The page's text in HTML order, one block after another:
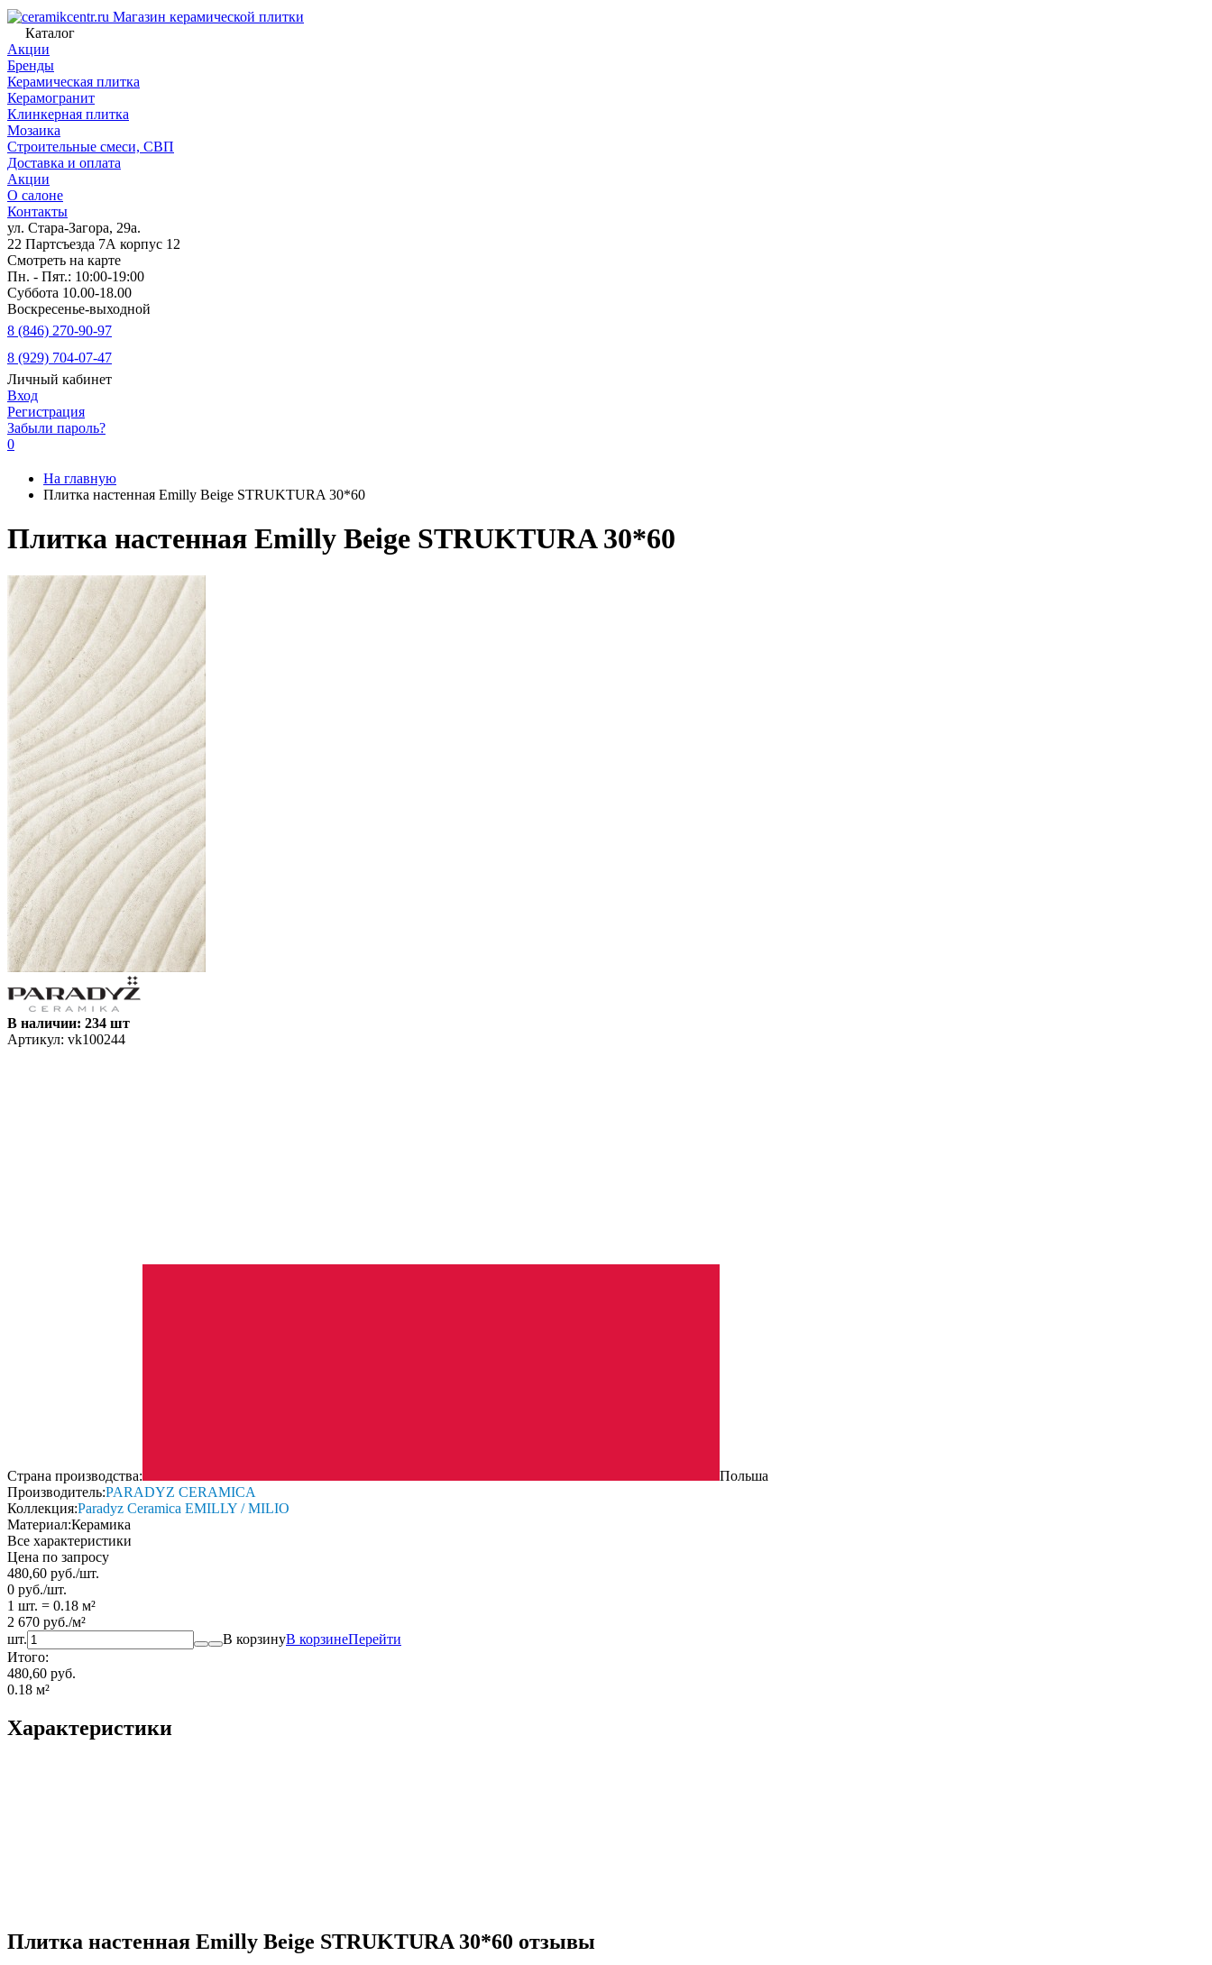
Магазин керамической плитки
Каталог
Акции
Бренды
Керамическая плитка
Керамогранит
Клинкерная плитка
Мозаика
Строительные смеси, СВП
Доставка и оплата
Акции
О салоне
Контакты
ул. Стара-Загора, 29а.
22 Партсъезда 7А корпус 12
Смотреть на карте
Пн. - Пят.: 10:00-19:00
Суббота 10.00-18.00
Воскресенье-выходной
8 (846) 270-90-97
8 (929) 704-07-47
Личный кабинет
Вход
Регистрация
Забыли пароль?
0
На главную
Плитка настенная Emilly Beige STRUKTURA 30*60
Плитка настенная Emilly Beige STRUKTURA 30*60
В наличии: 234 шт
Артикул: vk100244
Страна производства:
Польша
Производитель:PARADYZ CERAMICA
Коллекция:Paradyz Ceramica EMILLY / MILIO
Материал:Керамика
Все характеристики
Цена по запросу
480,60 руб./шт.
0 руб./шт.
1 шт. = 0.18 м²
2 670 руб./м²
шт.
В корзинуВ корзинеПерейти
Итого:
480,60 руб.
0.18 м²
Характеристики
Плитка настенная Emilly Beige STRUKTURA 30*60 отзывы